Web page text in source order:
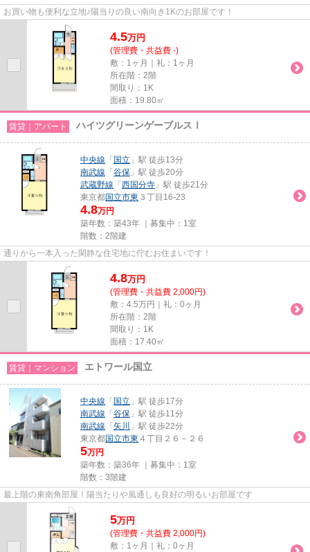
お買い物も便利な立地♪陽当りの良い南向き1Kのお部屋です！
4.5万円
(管理費・共益費 -)
敷：1ヶ月｜礼：1ヶ月
所在階：2階
間取り：1K
面積：19.80㎡
賃貸｜アパート ハイツグリーンゲーブルスⅠ
中央線 「 国立 」駅 徒歩13分
南武線 「 谷保 」駅 徒歩20分
武蔵野線 「 西国分寺 」駅 徒歩21分
東京都国立市東 ３丁目16-23
4.8万円
築年数：築43年 ｜募集中： 1室
階数：2階建
通りから一本入った閑静な住宅地に佇むお住まいです！
4.8万円
(管理費・共益費 2,000円)
敷：4.5万円｜礼：0ヶ月
所在階：2階
間取り：1K
面積：17.40㎡
賃貸｜マンション エトワール国立
中央線 「 国立 」駅 徒歩17分
南武線 「 谷保 」駅 徒歩11分
南武線 「 矢川
」駅 徒歩22分
東京都国立市東 ４丁目２６－２６
5万円
築年数：築36年 ｜募集中： 1室
階数：3階建
最上階の東南角部屋！陽当たりや風通しも良好の明るいお部屋です
5万円
(管理費・共益費 2,000円)
敷：1ヶ月｜礼：0ヶ月